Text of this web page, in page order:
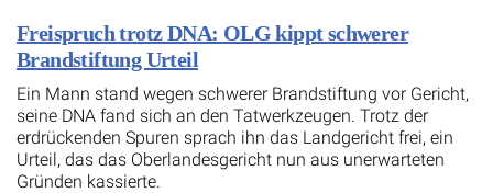
Freispruch trotz DNA: OLG kippt schwerer
Brandstiftung Urteil
Ein Mann stand wegen schwerer Brandstiftung vor Gericht,
seine DNA fand sich an den Tatwerkzeugen. Trotz der
erdrückenden Spuren sprach ihn das Landgericht frei, ein
Urteil, das das Oberlandesgericht nun aus unerwarteten
Gründen kassierte.